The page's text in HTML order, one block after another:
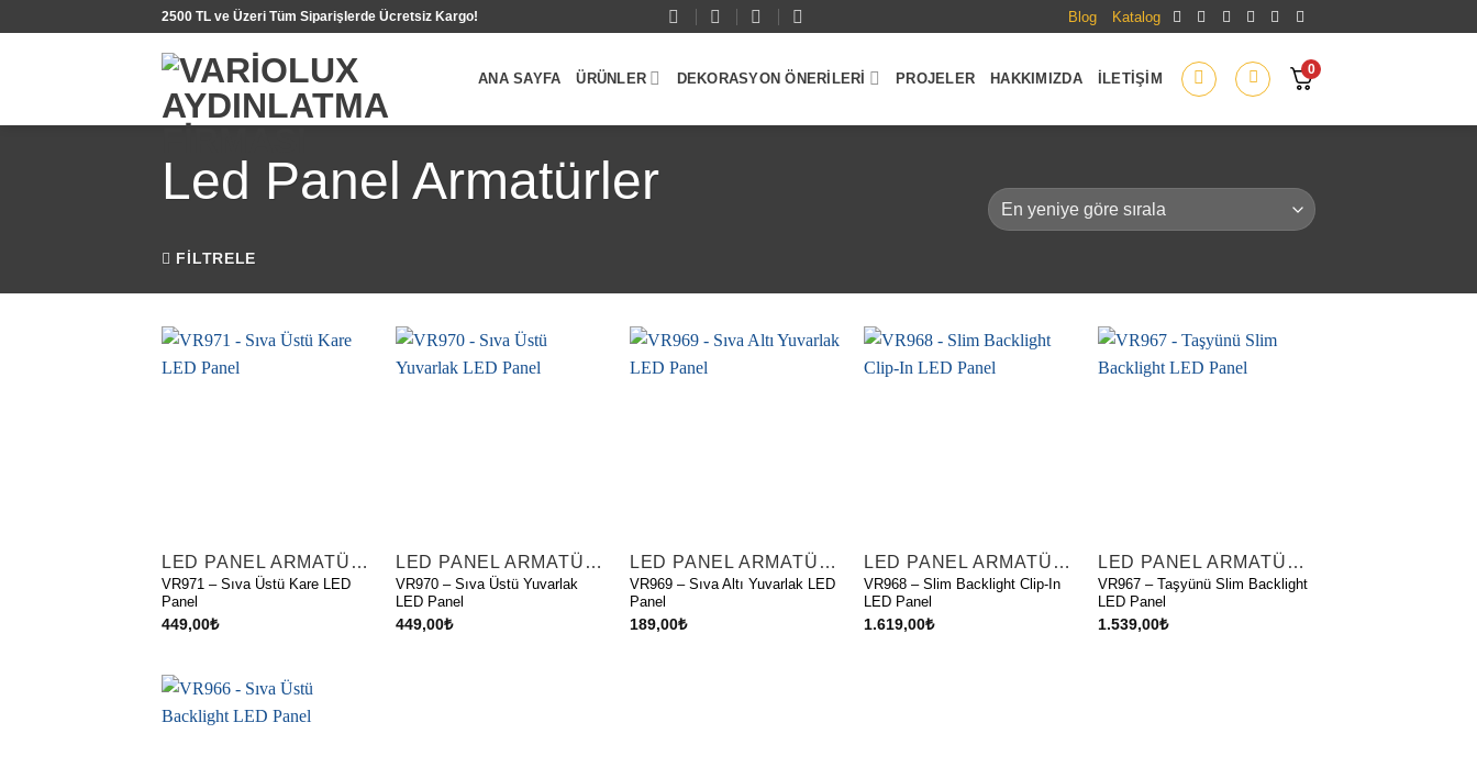
2500 TL ve Üzeri Tüm Siparişlerde Ücretsiz Kargo! Blog Katalog
ANA SAYFA ÜRÜNLER DEKORASYON ÖNERILERI PROJELER HAKKIMIZDA İLETIŞIM
0
Led Panel Armatürler
FILTRELE
LED PANEL ARMATÜRLER
VR971 – Sıva Üstü Kare LED
Panel
449,00₺
LED PANEL ARMATÜRLER
VR970 – Sıva Üstü Yuvarlak
LED Panel
449,00₺
LED PANEL ARMATÜRLER
VR969 – Sıva Altı Yuvarlak LED
Panel
189,00₺
LED PANEL ARMATÜRLER
VR968 – Slim Backlight Clip-In
LED Panel
1.619,00₺
LED PANEL ARMATÜRLER
VR967 – Taşyünü Slim Backlight
LED Panel
1.539,00₺